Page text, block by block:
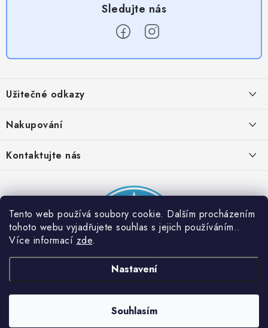
Tento web používá soubory cookie. Dalším procházením
tohoto webu vyjadřujete souhlas s jejich používáním..
Více informací zde.
Nastavení
Souhlasím
p
a
Užitečné odkazy
Obchodní podmínky
Provizní systém
Partner stránek: Super plecháček
Nakupování
Časté otázky
Podmínky akce 2 + 1 zdarma
Kontaktujte nás
Dobrý triko. Všechna práva vyhrazena.